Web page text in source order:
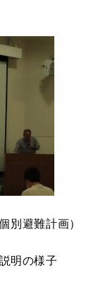
別避難計画）
明の様子